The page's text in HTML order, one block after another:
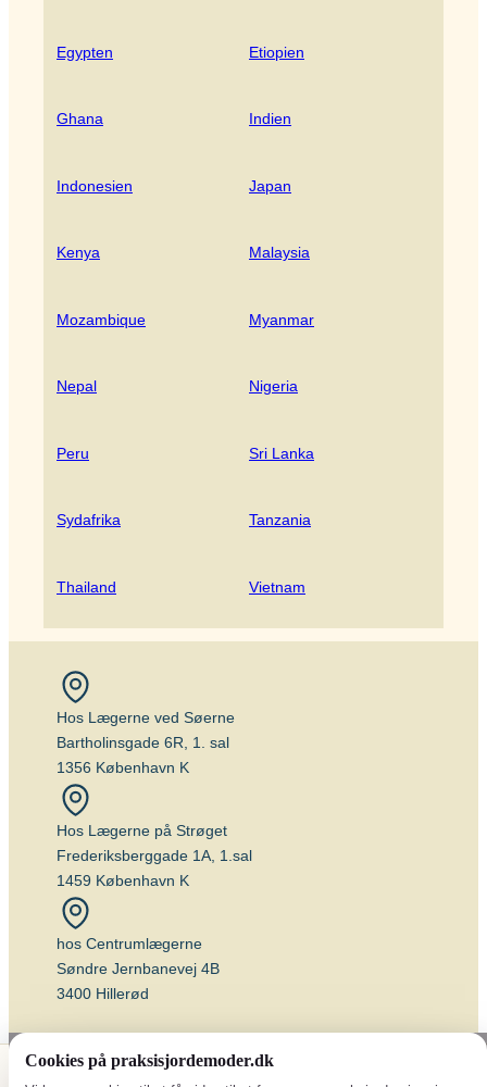
Egypten Etiopien
Ghana Indien
Indonesien Japan
Kenya Malaysia
Mozambique Myanmar
Nepal Nigeria
Peru Sri Lanka
Sydafrika Tanzania
Thailand Vietnam
Hos Lægerne ved Søerne
Bartholinsgade 6R, 1. sal
1356 København K
Hos Lægerne på Strøget
Frederiksberggade 1A, 1.sal
1459 København K
hos Centrumlægerne
Søndre Jernbanevej 4B
3400 Hillerød
Cookies på praksisjordemoder.dk
💉 Vaccineplan 📅 Book tid